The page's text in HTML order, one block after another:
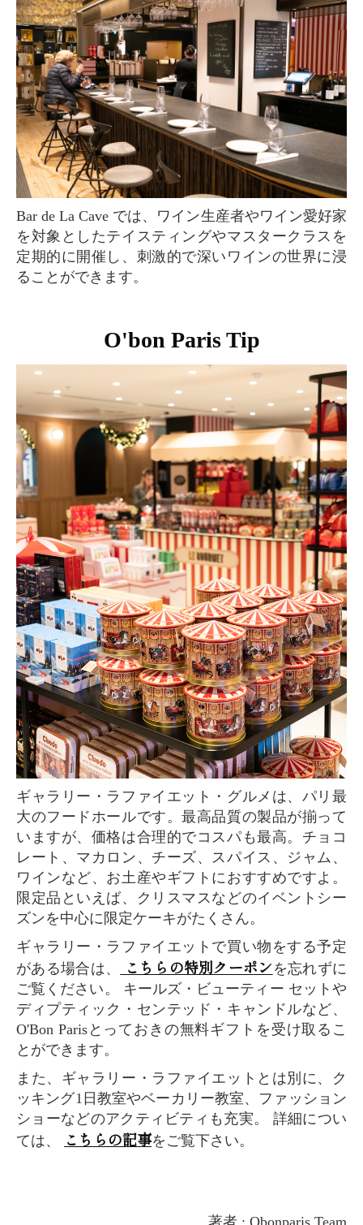
Bar de La Cave では、ワイン生産者やワイン愛好家
を対象としたテイスティングやマスタークラスを
定期的に開催し、刺激的で深いワインの世界に浸
ることができます。
O'bon Paris Tip
ギャラリー・ラファイエット・グルメは、パリ最
大のフードホールです。最高品質の製品が揃って
いますが、価格は合理的でコスパも最高。チョコ
レート、マカロン、チーズ、スパイス、ジャム、
ワインなど、お土産やギフトにおすすめですよ。
限定品といえば、クリスマスなどのイベントシー
ズンを中心に限定ケーキがたくさん。
ギャラリー・ラファイエットで買い物をする予定
がある場合は、
こちらの特別クーポン を忘れずに
ご覧ください。 キールズ・ビューティー セットや
ディプティック・センテッド・キャンドルなど、
O'Bon Parisとっておきの無料ギフトを受け取るこ
とができます。
また、ギャラリー・ラファイエットとは別に、ク
ッキング1日教室やベーカリー教室、ファッション
ショーなどのアクティビティも充実。 詳細につい
ては、
こちらの記事をご覧下さい。